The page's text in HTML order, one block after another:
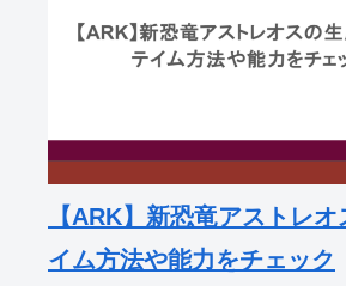
【ARK】新恐竜アストレ
イム方法や能力をチェック